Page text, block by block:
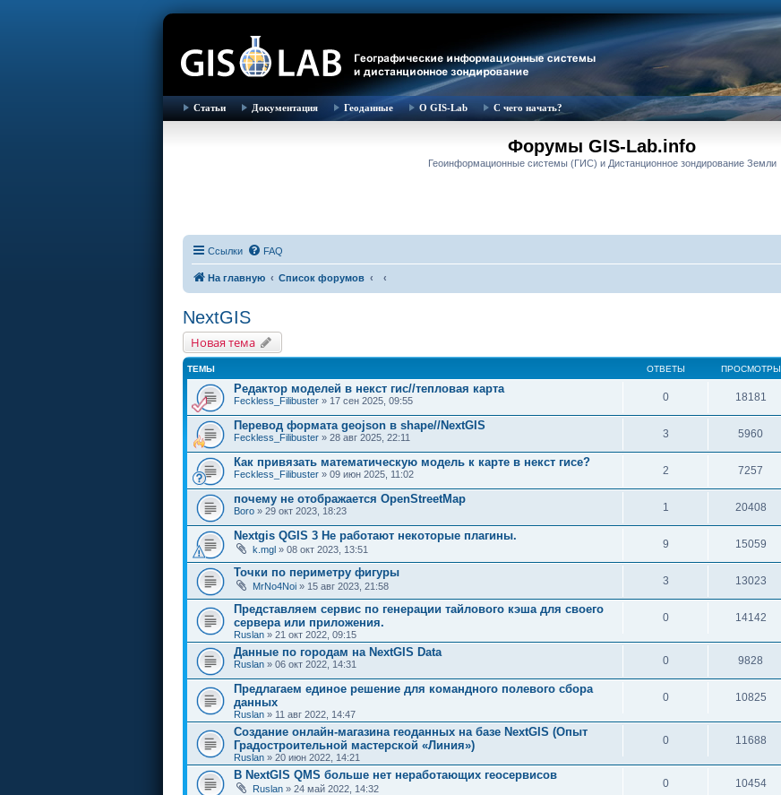
Статьи Документация Геоданные О GIS-Lab С чего начать?
Форумы GIS-Lab.info
Геоинформационные системы (ГИС) и Дистанционное зондирование Земли
Ссылки FAQ
На главную Список форумов
NextGIS
Новая тема
ТЕМЫ ОТВЕТЫ ПРОСМОТРЫ
Редактор моделей в некст гис//тепловая карта
Feckless_Filibuster » 17 сен 2025, 09:55 0 18181
Перевод формата geojson в shape//NextGIS
Feckless_Filibuster » 28 авг 2025, 22:11 3 5960
Как привязать математическую модель к карте в некст гисе?
Feckless_Filibuster » 09 июн 2025, 11:02 2 7257
почему не отображается OpenStreetMap
Boro » 29 окт 2023, 18:23 1 20408
Nextgis QGIS 3 Не работают некоторые плагины.
k.mgl » 08 окт 2023, 13:51 9 15059
Точки по периметру фигуры
MrNo4Noi » 15 авг 2023, 21:58 3 13023
Представляем сервис по генерации тайлового кэша для своего
сервера или приложения.
Ruslan » 21 окт 2022, 09:15
0 14142
Данные по городам на NextGIS Data
Ruslan » 06 окт 2022, 14:31 0 9828
Предлагаем единое решение для командного полевого сбора
данных
Ruslan » 11 авг 2022, 14:47
0 10825
Создание онлайн-магазина геоданных на базе NextGIS (Опыт
Градостроительной мастерской «Линия»)
Ruslan » 20 июн 2022, 14:21
0 11688
В NextGIS QMS больше нет неработающих геосервисов
Ruslan » 24 май 2022, 14:32 0 10454